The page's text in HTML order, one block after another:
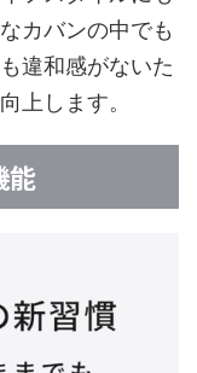
カバンの中でも
違和感がないた
上します。
能